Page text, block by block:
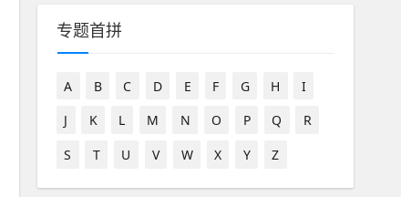
专题首拼
A B C D E F G H
I
J
K L M N O P Q
R
S
T U V W X Y Z